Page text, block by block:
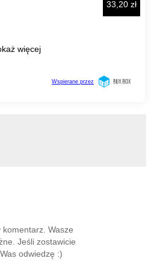
Wasze
Jeśli zostawicie
odwiedzę :)